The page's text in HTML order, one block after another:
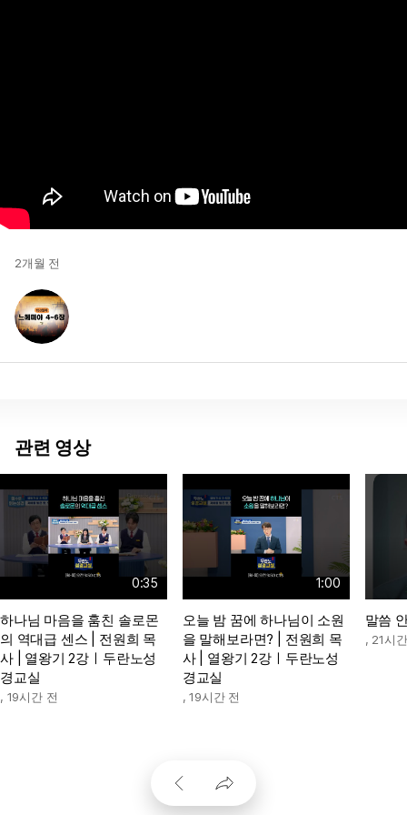
2개월 전
관련 영상
0:35
하나님 마음을 훔친 솔로몬
의 역대급 센스 | 전원희 목
사 | 열왕기 2강ㅣ두란노성
경교실
, 19시간 전
1:00
오늘 밤 꿈에 하나님이 소원
을 말해보라면? | 전원희 목
사 | 열왕기 2강ㅣ두란노성
경교실
,19시간 전
말씀
, 21시